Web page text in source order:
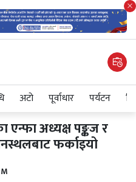
अटाे पूर्वाधार पर्यटन
एन्फा अध्यक्ष पङ्कज र
फर्काइयो